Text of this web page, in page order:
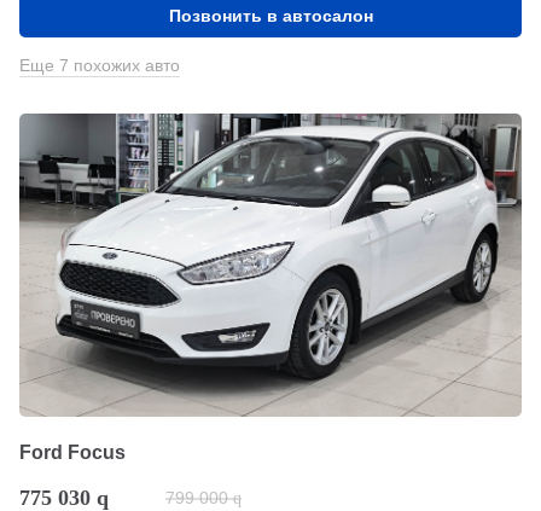
Позвонить в автосалон
Еще 7 похожих авто
Ford Focus
775 030 q 799 000 q